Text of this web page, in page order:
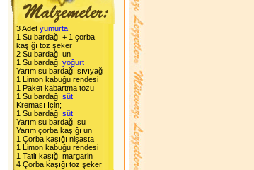
3 Adet yumurta
1 Su bardağı + 1 çorba
kaşığı toz şeker
2 Su bardağı un
1 Su bardağı yoğurt
Yarım su bardağı sıvıyağ
1 Limon kabuğu rendesi
1 Paket kabartma tozu
1 Su bardağı süt
Kreması İçin;
1 Su bardağı süt
Yarım su bardağı su
Yarım çorba kaşığı un
1 Çorba kaşığı nişasta
1 Limon kabuğu rendesi
1 Tatlı kaşığı margarin
4 Çorba kaşığı toz şeker